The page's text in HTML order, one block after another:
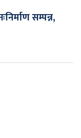
सम्पन्न,